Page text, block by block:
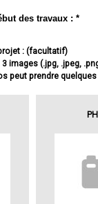
des travaux : *
: (facultatif)
images (.jpg, .jpeg,
peut prendre